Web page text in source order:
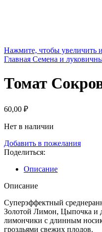
Нажмите, чтобы увеличить
Главная Семена и
Томат
60,00 ₽
Нет в наличии
Добавить в пожелания
Поделиться:
Описание
Описание
Суперэффектный
Золотой Лимон, Цыпочка и
лимончики с длинным
гроздьями свежих плодов.